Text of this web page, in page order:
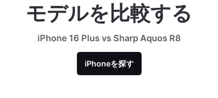
モデルを比較する
iPhone 16 Plus vs Sharp Aquos R8
iPhoneを探す